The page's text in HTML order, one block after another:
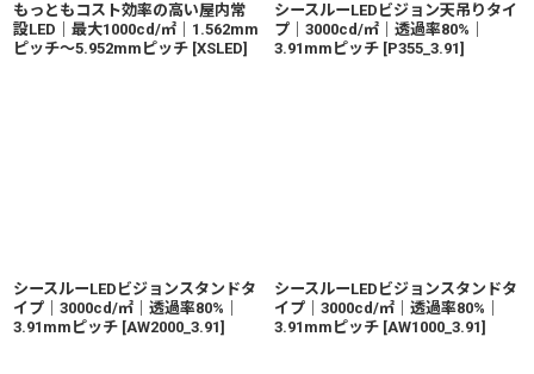
もっともコスト効率の高い屋内常
設LED｜最大1000cd/㎡｜1.562mm
ピッチ〜5.952mmピッチ [XSLED]
シースルーLEDビジョン天吊りタイ
プ｜3000cd/㎡｜透過率80%｜
3.91mmピッチ [P355_3.91]
シースルーLEDビジョンスタンドタ
イプ｜3000cd/㎡｜透過率80%｜
3.91mmピッチ [AW2000_3.91]
シースルーLEDビジョンスタンドタ
イプ｜3000cd/㎡｜透過率80%｜
3.91mmピッチ [AW1000_3.91]